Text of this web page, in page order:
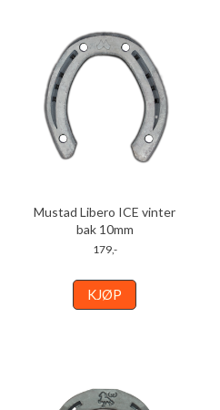
Mustad Libero ICE vinter
bak 10mm
179,-
KJØP